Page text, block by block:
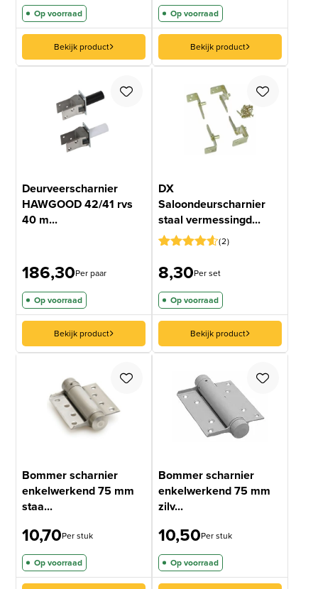
Op voorraad
Bekijk product
Op voorraad
Bekijk product
Deurveerscharnier
HAWGOOD 42/41 rvs
40 m...
186,30Per paar
Op voorraad
Bekijk product
DX
Saloondeurscharnier
staal vermessingd...
4.5 op 5
gebaseerd
op
klantbeoordelingen
2
8,30Per set
Op voorraad
Bekijk product
Bommer scharnier
enkelwerkend 75 mm
staa...
10,70Per stuk
Op voorraad
Bommer scharnier
enkelwerkend 75 mm
zilv...
10,50Per stuk
Op voorraad